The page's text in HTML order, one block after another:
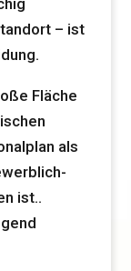
– ist
Fläche
als
ist..